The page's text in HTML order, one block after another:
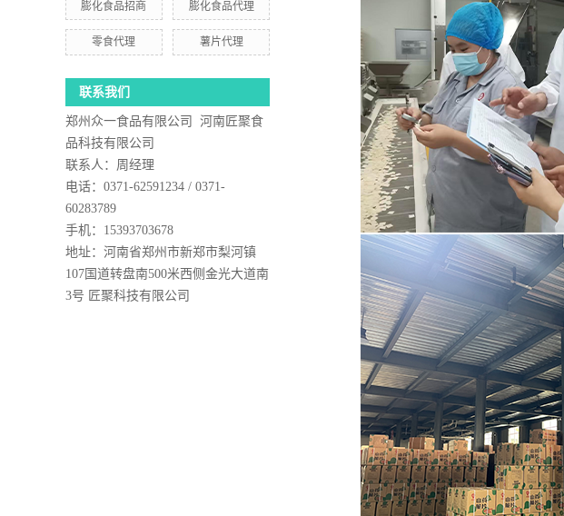
膨化食品招商 膨化食品代理
零食代理 薯片代理
联系我们
郑州众一食品有限公司 河南匠聚食
品科技有限公司
联系人：周经理
电话：0371-62591234 / 0371-
60283789
手机：15393703678
地址：河南省郑州市新郑市梨河镇
107国道转盘南500米西侧金光大道南
3号 匠聚科技有限公司